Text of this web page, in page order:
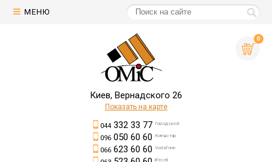
МЕНЮ
0
Киев, Вернадского 26
Показать на карте
044332 33 77 Городской
096050 60 60 Киевстар
066623 60 60 Vodafone
lifecell